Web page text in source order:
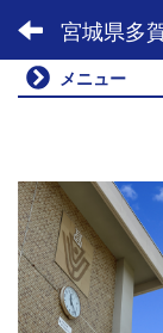
宮城県多
メニュー
00:00